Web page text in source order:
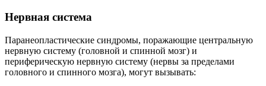
Нервная система
Паранеопластические синдромы, поражающие центральную
нервную систему (головной и спинной мозг) и
периферическую нервную систему (нервы за пределами
головного и спинного мозга), могут вызывать: